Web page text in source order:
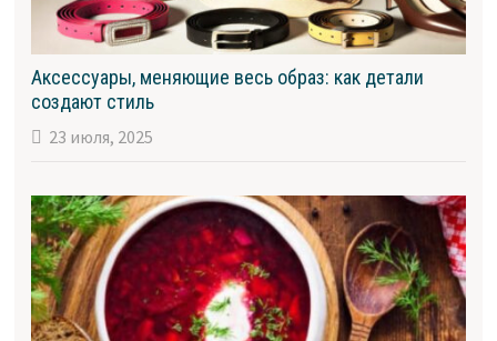
Аксессуары, меняющие весь образ: как детали
создают стиль
23 июля, 2025